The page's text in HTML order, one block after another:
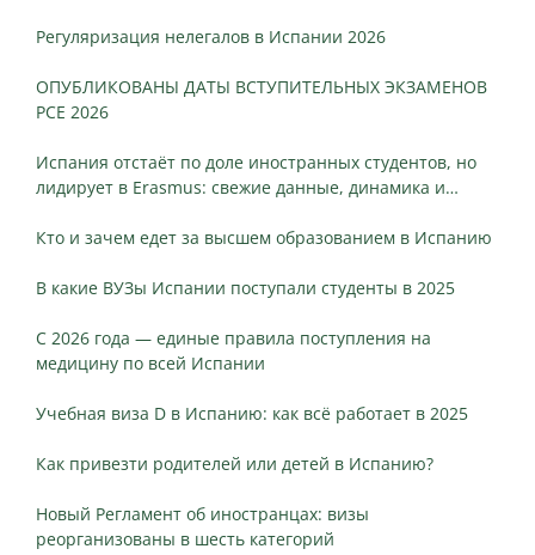
Регуляризация нелегалов в Испании 2026
ОПУБЛИКОВАНЫ ДАТЫ ВСТУПИТЕЛЬНЫХ ЭКЗАМЕНОВ
PCE 2026
Испания отстаёт по доле иностранных студентов, но
лидирует в Erasmus: свежие данные, динамика и
Кто и зачем едет за высшем образованием в Испанию
В какие ВУЗы Испании поступали студенты в 2025
С 2026 года — единые правила поступления на
медицину по всей Испании
Учебная виза D в Испанию: как всё работает в 2025
Как привезти родителей или детей в Испанию?
Новый Регламент об иностранцах: визы
реорганизованы в шесть категорий